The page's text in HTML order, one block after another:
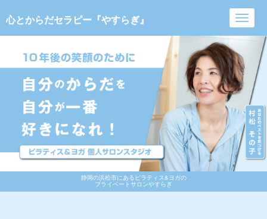
静岡の浜松市にあるピラティス&ヨガの
プライベートサロンやすらぎ
心とからだセラピー『やすらぎ』